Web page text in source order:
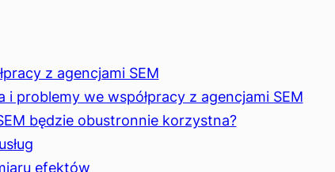
z agencjami SEM
i problemy we współpracy z agencjami SEM
będzie obustronnie korzystna?
efektów